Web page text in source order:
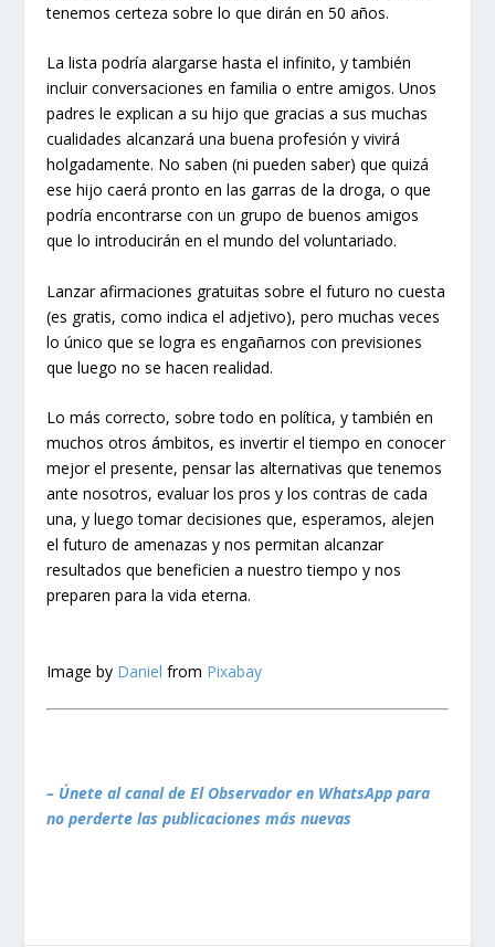
tenemos certeza sobre lo que dirán en 50 años.
La lista podría alargarse hasta el infinito, y también
incluir conversaciones en familia o entre amigos. Unos
padres le explican a su hijo que gracias a sus muchas
cualidades alcanzará una buena profesión y vivirá
holgadamente. No saben (ni pueden saber) que quizá
ese hijo caerá pronto en las garras de la droga, o que
podría encontrarse con un grupo de buenos amigos
que lo introducirán en el mundo del voluntariado.
Lanzar afirmaciones gratuitas sobre el futuro no cuesta
(es gratis, como indica el adjetivo), pero muchas veces
lo único que se logra es engañarnos con previsiones
que luego no se hacen realidad.
Lo más correcto, sobre todo en política, y también en
muchos otros ámbitos, es invertir el tiempo en conocer
mejor el presente, pensar las alternativas que tenemos
ante nosotros, evaluar los pros y los contras de cada
una, y luego tomar decisiones que, esperamos, alejen
el futuro de amenazas y nos permitan alcanzar
resultados que beneficien a nuestro tiempo y nos
preparen para la vida eterna.
Image by Daniel from Pixabay
– Únete al canal de El Observador en WhatsApp para
no perderte las publicaciones más nuevas